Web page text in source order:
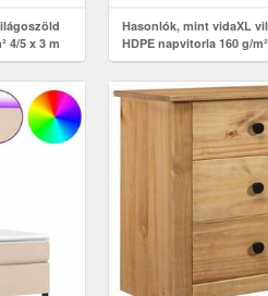
4/5 x 3 m
Hasonlók, mint vidaXL
HDPE napvitorla 160 g/
m